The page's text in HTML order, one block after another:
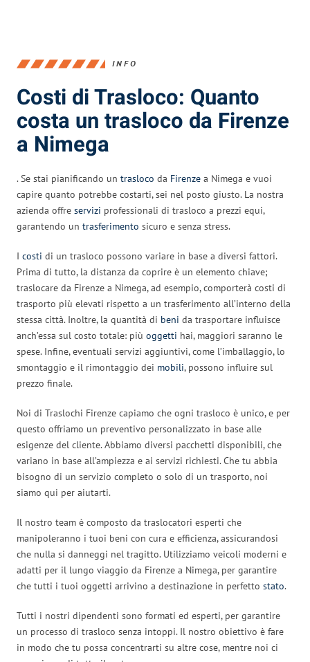
INFO
Costi di Trasloco: Quanto
costa un trasloco da Firenze
a Nimega
. Se stai pianificando un trasloco da Firenze a Nimega e vuoi
capire quanto potrebbe costarti, sei nel posto giusto. La nostra
azienda offre servizi professionali di trasloco a prezzi equi,
garantendo un trasferimento sicuro e senza stress.
I costi di un trasloco possono variare in base a diversi fattori.
Prima di tutto, la distanza da coprire è un elemento chiave;
traslocare da Firenze a Nimega, ad esempio, comporterà costi di
trasporto più elevati rispetto a un trasferimento all’interno della
stessa città. Inoltre, la quantità di beni da trasportare influisce
anch’essa sul costo totale: più oggetti hai, maggiori saranno le
spese. Infine, eventuali servizi aggiuntivi, come l’imballaggio, lo
smontaggio e il rimontaggio dei mobili, possono influire sul
prezzo finale.
Noi di Traslochi Firenze capiamo che ogni trasloco è unico, e per
questo offriamo un preventivo personalizzato in base alle
esigenze del cliente. Abbiamo diversi pacchetti disponibili, che
variano in base all’ampiezza e ai servizi richiesti. Che tu abbia
bisogno di un servizio completo o solo di un trasporto, noi
siamo qui per aiutarti.
Il nostro team è composto da traslocatori esperti che
manipoleranno i tuoi beni con cura e efficienza, assicurandosi
che nulla si danneggi nel tragitto. Utilizziamo veicoli moderni e
adatti per il lungo viaggio da Firenze a Nimega, per garantire
che tutti i tuoi oggetti arrivino a destinazione in perfetto stato.
Tutti i nostri dipendenti sono formati ed esperti, per garantire
un processo di trasloco senza intoppi. Il nostro obiettivo è fare
in modo che tu possa concentrarti su altre cose, mentre noi ci